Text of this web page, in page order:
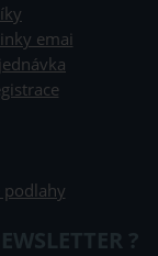
emai
podlahy
?